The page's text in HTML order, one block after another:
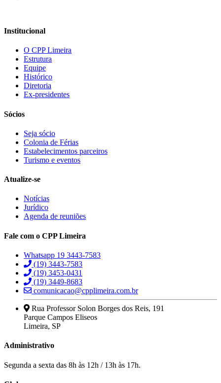
bonusu veren siteler
Institucional
O CPP Limeira
Estrutura
Equipe
Histórico
Diretoria
Ex-presidentes
Sócios
Seja sócio
Colonia de Férias
Estabelecimentos parceiros
Turismo e eventos
Atualize-se
Notícias
Jurídico
Agenda de reuniões
Fale com o CPP Limeira
Whatsapp 19 3443-7583
(19) 3443-7583
(19) 3453-0431
(19) 3449-8683
comunicacao@cpplimeira.com.br
Rua Professor Solon Borges dos Reis, 191
Parque Campos Eliseos
Limeira, SP
Administrativo
Segunda a sexta das 8h às 12h / 13h às 17h.